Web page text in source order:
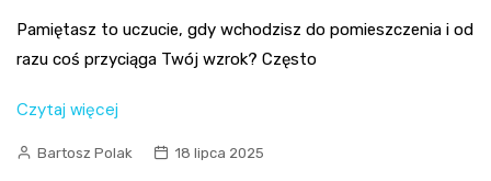
Pamiętasz to uczucie, gdy wchodzisz do pomieszczenia i od
razu coś przyciąga Twój wzrok? Często
Czytaj więcej
Bartosz Polak 18 lipca 2025